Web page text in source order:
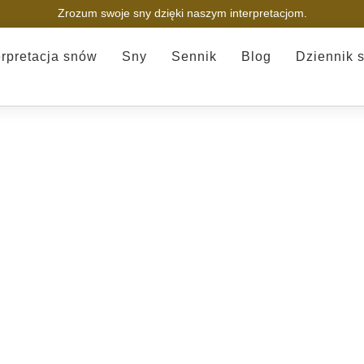
Zrozum swoje sny dzięki naszym interpretacjom.
snów Sny Sennik Blog Dziennik